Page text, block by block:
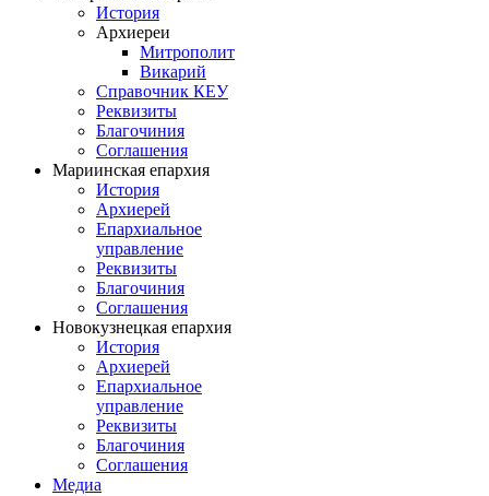
История
Архиереи
Митрополит
Викарий
Справочник КЕУ
Реквизиты
Благочиния
Соглашения
Мариинская епархия
История
Архиерей
Епархиальное
управление
Реквизиты
Благочиния
Соглашения
Новокузнецкая епархия
История
Архиерей
Епархиальное
управление
Реквизиты
Благочиния
Соглашения
Медиа